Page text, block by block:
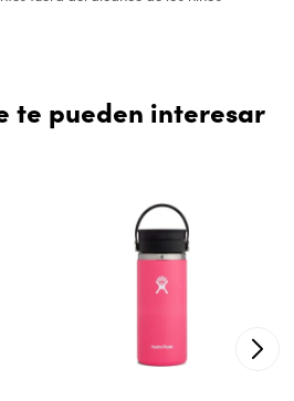
te pueden interesar